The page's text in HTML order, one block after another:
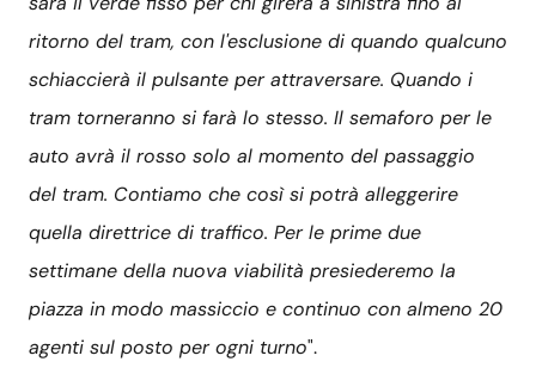
ritorno del tram, con l'esclusione di quando qualcuno
schiaccierà il pulsante per attraversare. Quando i
tram torneranno si farà lo stesso. Il semaforo per le
auto avrà il rosso solo al momento del passaggio
del tram. Contiamo che così si potrà alleggerire
quella direttrice di traffico. Per le prime due
settimane della nuova viabilità presiederemo la
piazza in modo massiccio e continuo con almeno 20
agenti sul posto per ogni turno".